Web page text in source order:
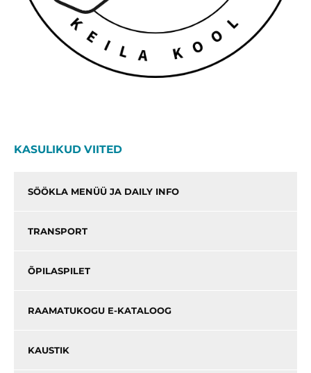
KASULIKUD VIITED
SÖÖKLA MENÜÜ JA DAILY INFO
TRANSPORT
ÕPILASPILET
RAAMATUKOGU E-KATALOOG
KAUSTIK